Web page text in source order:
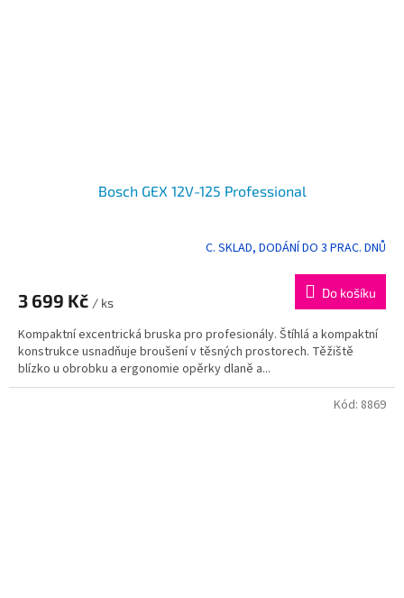
Bosch GEX 12V-125 Professional
C. SKLAD, DODÁNÍ DO 3 PRAC. DNŮ
3 699 Kč / ks
Do košíku
Kompaktní excentrická bruska pro profesionály. Štíhlá a kompaktní
konstrukce usnadňuje broušení v těsných prostorech. Těžiště
blízko u obrobku a ergonomie opěrky dlaně a...
Kód: 8869